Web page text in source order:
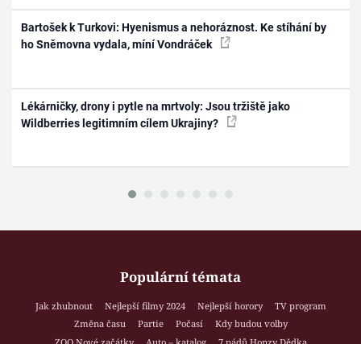
Bartošek k Turkovi: Hyenismus a nehoráznost. Ke stíhání by
ho Sněmovna vydala, míní Vondráček
Lékárničky, drony i pytle na mrtvoly: Jsou tržiště jako
Wildberries legitimním cílem Ukrajiny?
Populární témata
Jak zhubnout Nejlepší filmy 2024 Nejlepší horory
TV program
Změna času
Partie Počasí
Kdy budou volby